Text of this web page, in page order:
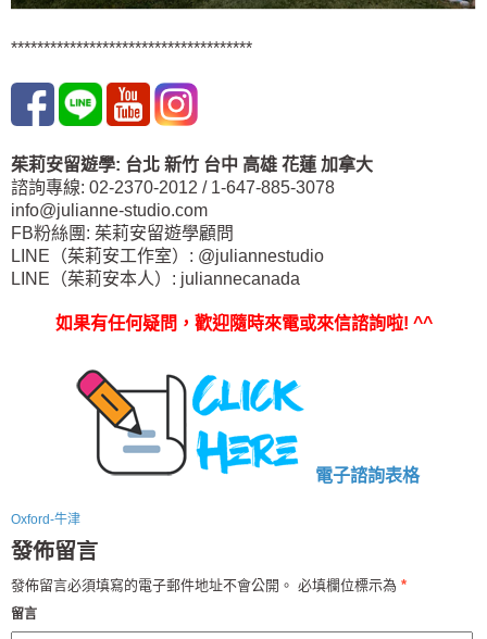
*************************************
茱莉安留遊學: 台北 新竹 台中 高雄 花蓮 加拿大
諮詢專線: 02-2370-2012 / 1-647-885-3078
info@julianne-studio.com
FB粉絲團: 茱莉安留遊學顧問
LINE（茱莉安工作室）: @juliannestudio
LINE（茱莉安本人）: juliannecanada
如果有任何疑問，歡迎隨時來電或來信諮詢啦! ^^
電子諮詢表格
Oxford-牛津
發佈留言
發佈留言必須填寫的電子郵件地址不會公開。 必填欄位標示為 *
留言